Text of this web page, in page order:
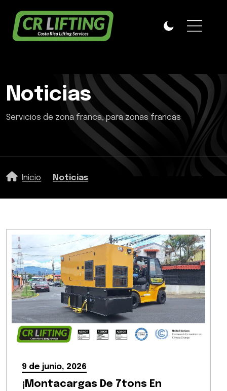
Noticias
Servicios de zona franca, para zonas francas
Inicio Noticias
9 de junio, 2026
¡Montacargas De 7tons En